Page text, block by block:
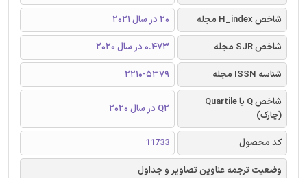
شاخص H_index مجله
20 در سال 2021
شاخص SJR مجله
0.473 در سال 2020
شناسه ISSN مجله
2210-5379
شاخص Q یا Quartile
(چارک)
Q2 در سال 2020
کد محصول
11733
وضعیت ترجمه عناوین تصاویر و جداول